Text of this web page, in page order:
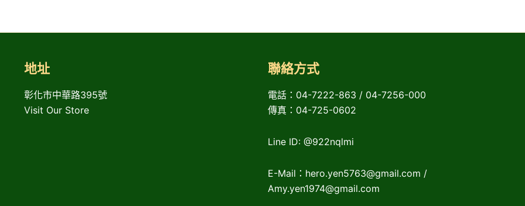
地址
彰化市中華路395號
Visit Our Store
聯絡方式
電話：04-7222-863 / 04-7256-000
傳真：04-725-0602
Line ID: @922nqlmi
E-Mail：hero.yen5763@gmail.com /
Amy.yen1974@gmail.com